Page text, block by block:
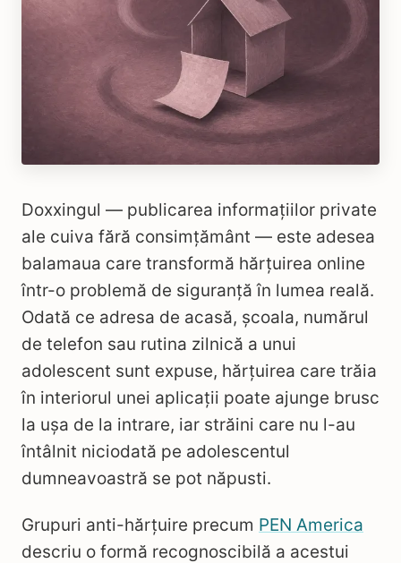
Doxxingul — publicarea informațiilor private
ale cuiva fără consimțământ — este adesea
balamaua care transformă hărțuirea online
într-o problemă de siguranță în lumea reală.
Odată ce adresa de acasă, școala, numărul
de telefon sau rutina zilnică a unui
adolescent sunt expuse, hărțuirea care trăia
în interiorul unei aplicații poate ajunge brusc
la ușa de la intrare, iar străini care nu l-au
întâlnit niciodată pe adolescentul
dumneavoastră se pot năpusti.
Grupuri anti-hărțuire precum PEN America
descriu o formă recognoscibilă a acestui